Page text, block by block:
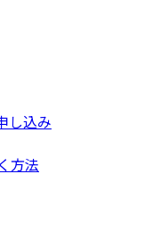
し込み
方法